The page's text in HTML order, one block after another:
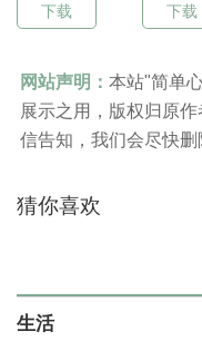
下载 下载
网站声明： 本站"简单
展示之用，版权归原
信告知，我们会尽快删
猜你喜欢
生活